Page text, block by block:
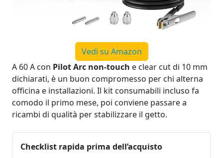
Vedi su Amazon
A 60 A con Pilot Arc non‑touch e clear cut di 10 mm
dichiarati, è un buon compromesso per chi alterna
officina e installazioni. Il kit consumabili incluso fa
comodo il primo mese, poi conviene passare a
ricambi di qualità per stabilizzare il getto.
Checklist rapida prima dell’acquisto